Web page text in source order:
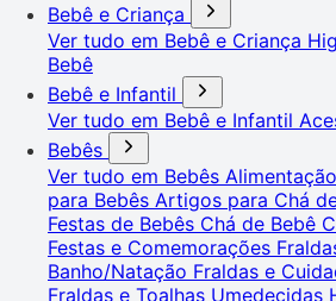
Bebê e Criança
Ver tudo em Bebê e Criança
Bebê
Bebê e Infantil
Ver tudo em Bebê e Infantil
Bebês
Ver tudo em Bebês
para Bebês Artigos para Chá
Festas de Bebês Chá de Bebê
Festas e Comemorações
Banho/Natação Fraldas e
Fraldas e Toalhas Umedecidas